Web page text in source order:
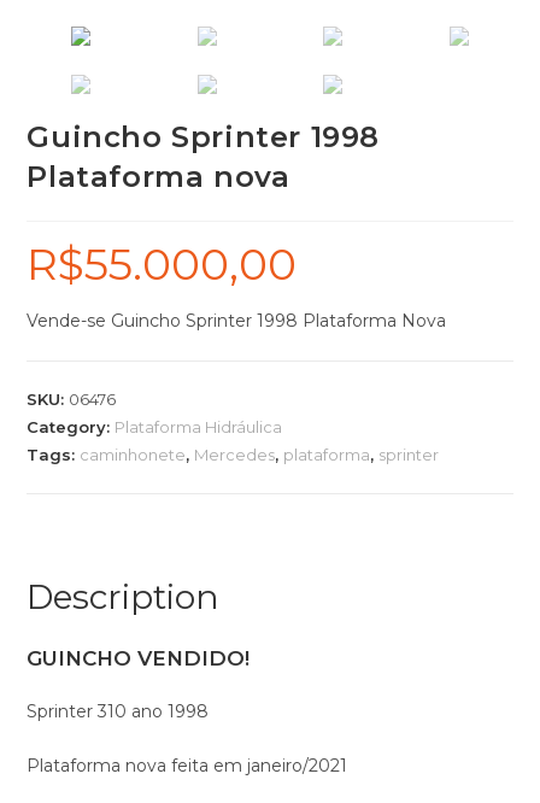
Guincho Sprinter 1998
Plataforma nova
R$55.000,00
Vende-se Guincho Sprinter 1998 Plataforma Nova
SKU: 06476
Category: Plataforma Hidráulica
Tags: caminhonete, Mercedes, plataforma, sprinter
Description
GUINCHO VENDIDO!
Sprinter 310 ano 1998
Plataforma nova feita em janeiro/2021